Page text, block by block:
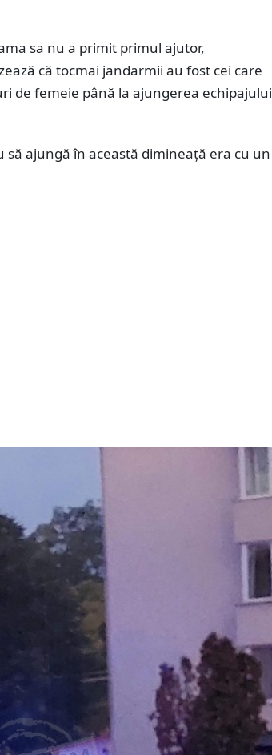
sa nu a primit primul ajutor,
că tocmai jandarmii au fost cei care
de femeie până la ajungerea echipajului
ajungă în această dimineață era cu un